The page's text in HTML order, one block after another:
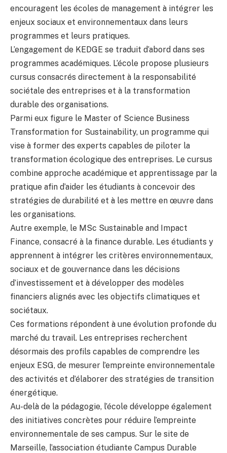
encouragent les écoles de management à intégrer les
enjeux sociaux et environnementaux dans leurs
programmes et leurs pratiques.
L’engagement de KEDGE se traduit d’abord dans ses
programmes académiques. L’école propose plusieurs
cursus consacrés directement à la responsabilité
sociétale des entreprises et à la transformation
durable des organisations.
Parmi eux figure le Master of Science Business
Transformation for Sustainability, un programme qui
vise à former des experts capables de piloter la
transformation écologique des entreprises. Le cursus
combine approche académique et apprentissage par la
pratique afin d’aider les étudiants à concevoir des
stratégies de durabilité et à les mettre en œuvre dans
les organisations.
Autre exemple, le MSc Sustainable and Impact
Finance, consacré à la finance durable. Les étudiants y
apprennent à intégrer les critères environnementaux,
sociaux et de gouvernance dans les décisions
d’investissement et à développer des modèles
financiers alignés avec les objectifs climatiques et
sociétaux.
Ces formations répondent à une évolution profonde du
marché du travail. Les entreprises recherchent
désormais des profils capables de comprendre les
enjeux ESG, de mesurer l’empreinte environnementale
des activités et d’élaborer des stratégies de transition
énergétique.
Au-delà de la pédagogie, l’école développe également
des initiatives concrètes pour réduire l’empreinte
environnementale de ses campus. Sur le site de
Marseille, l’association étudiante Campus Durable